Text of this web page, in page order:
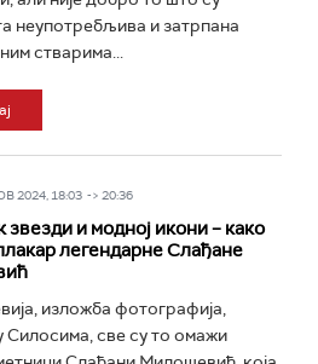
неупотребљива и затрпана
стварима...
2024, 18:03 -> 20:36
и модној икони – како
легендарне Слађане
изложба фотографија,
Силосима, све су то омажи